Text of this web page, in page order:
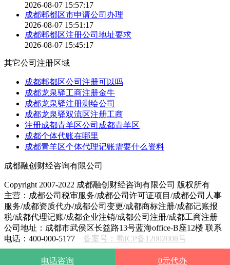
2026-08-07 15:57:17
成都郫都区市申请公司办理
2026-08-07 15:51:17
成都郫都区注册公司地址要求
2026-08-07 15:45:17
其它公司注册区域
成都郫都区公司注册可以吗
成都龙泉驿工商注册金牛
成都龙泉驿注册测绘公司
成都龙泉驿双流区注册工商
注册成都青羊区公司成都青羊区
成都个体代账在哪里
成都青羊区个体代理记账需要什么资料
成都融创财经咨询有限公司
Copyright 2007-2022 成都融创财经咨询有限公司 版权所有
主营：成都公司税审服务/成都公司许可证项目/成都公司人事
服务/成都资质代办/成都公司变更/成都商标注册/成都记账报
税/成都代理记账/成都企业注销/成都公司注册/成都工商注册
公司地址：成都市武侯区长益路13号蓝海office-B座12楼 联系
电话：400-000-5177 备案号：蜀ICP备12002008号
电话咨询 0元代办